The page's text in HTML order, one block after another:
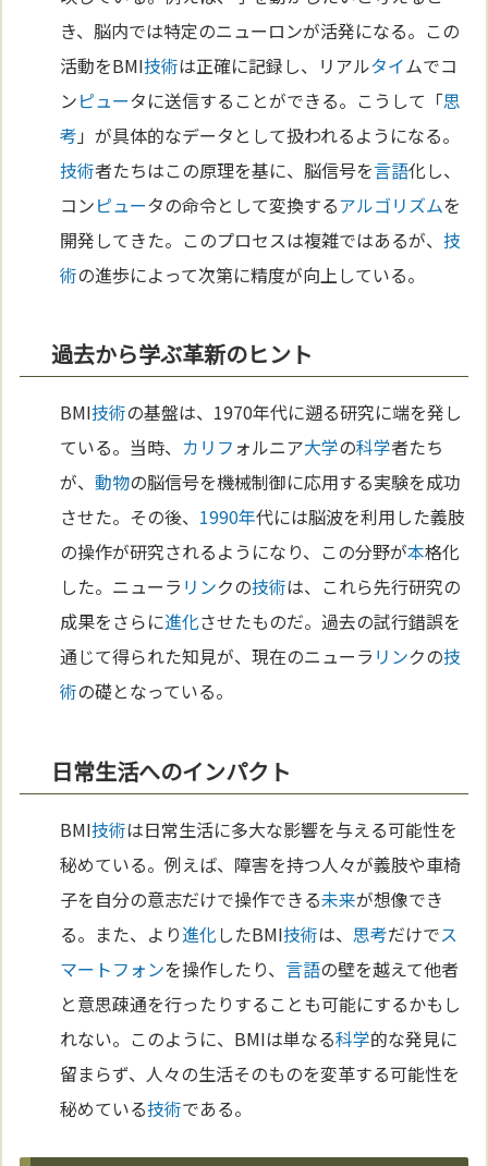
き、脳内では特定のニューロンが活発になる。この
活動をBMI技術は正確に記録し、リアルタイムでコ
ンピュータに送信することができる。こうして「思
考 」が具体的なデータとして扱われるようになる。
技術者たちはこの原理を基に、脳信号を言語化し、
コンピュータの命令として変換するアルゴリズムを
開発してきた。このプロセスは複雑ではあるが、技
術の進歩によって次第に精度が向上している。
過去から学ぶ革新のヒント
BMI技術の基盤は、1970年代に遡る研究に端を発し
ている。当時、 カリフ ォルニア大学の科学者たち
が、動物の脳信号を機械制御に応用する実験を成功
させた。その後、 1990年代には脳波を利用した義肢
の操作が研究されるようになり、この分野が本格化
した。ニューラ リンクの技術は、これら先行研究の
成果をさらに進化させたものだ。過去の試行錯誤を
通じて得られた知見が、現在のニューラ リンクの技
術の礎となっている。
日常生活へのインパクト
BMI技術は日常生活に多大な影響を与える可能性を
秘めている。例えば、障害を持つ人々が義肢や車椅
子を自分の意志だけで操作できる未来が想像でき
る。また、より進化したBMI技術は、思考だけでス
マートフォンを操作したり、言語の壁を越えて他者
と意思疎通を行ったりすることも可能にするかもし
れない。このように、BMIは単なる科学的な発見に
留まらず、人々の生活そのものを変革する可能性を
秘めている技術である。